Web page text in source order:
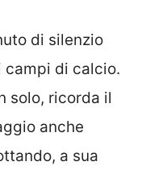
di silenzio
campi di calcio.
solo, ricorda il
anche
a sua